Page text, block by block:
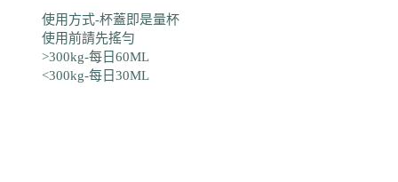
使用方式-杯蓋即是量杯
使用前請先搖勻
>300kg-每日60ML
<300kg-每日30ML